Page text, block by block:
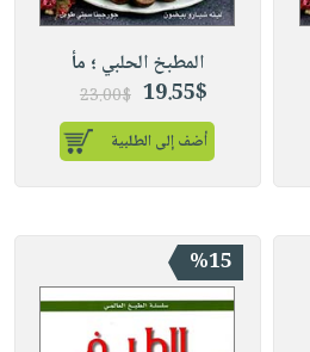
المطبخ الحلبي ؛ مأ
19.55$
23.00$
أضف إلى الطلبية
%15